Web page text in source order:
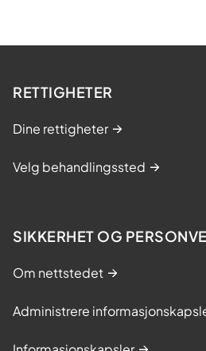
RETTIGHETER
Dine rettigheter
Velg behandlingssted
SIKKERHET OG
Om nettstedet
Administrere